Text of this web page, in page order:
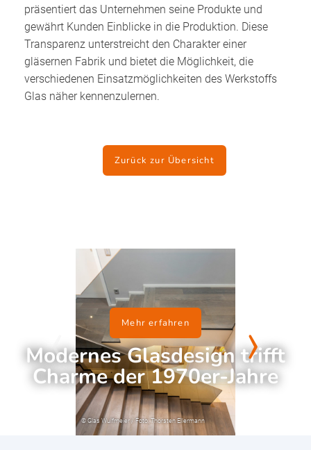
präsentiert das Unternehmen seine Produkte und
gewährt Kunden Einblicke in die Produktion. Diese
Transparenz unterstreicht den Charakter einer
gläsernen Fabrik und bietet die Möglichkeit, die
verschiedenen Einsatzmöglichkeiten des Werkstoffs
Glas näher kennenzulernen.
Zurück zur Übersicht
Modernes Glasdesign trifft
Charme der 1970er-Jahre
Mehr erfahren
‹ ›